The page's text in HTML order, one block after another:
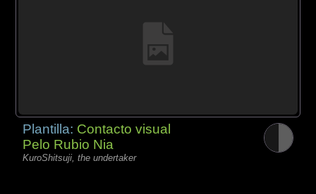
Plantilla: Contacto visual
Pelo Rubio Nia
KuroShitsuji, the undertaker